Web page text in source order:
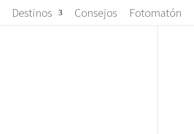
Destinos Consejos Fotomatón